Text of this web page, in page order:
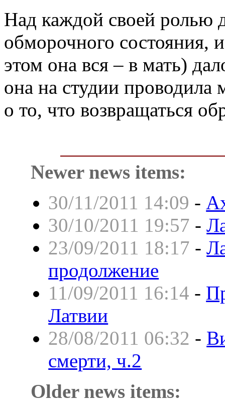
Над каждой своей ролью
обморочного состояния,
этом она вся – в мать)
она на студии
о то, что возвращаться
Newer news items:
30/11/2011 14:09 -
30/10/2011 19:57 -
23/09/2011 18:17 -
продолжение
11/09/2011 16:14 -
Латвии
28/08/2011 06:32 -
смерти, ч.2
Older news items: